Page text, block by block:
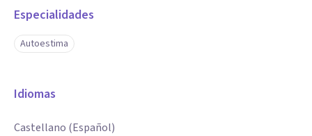
Especialidades
Autoestima
Idiomas
Castellano (Español)